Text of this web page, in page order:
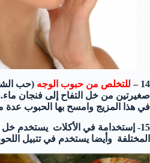
14 – للتخلص من حبوب الوجه (حب
صغيرتين من خل التفاح إلى فنجان
في هذا المزيج وامسح بها الحبوب عدة
15- إستخدامة في الأكلات يستخدم
المختلفة وأيضا يستخدم في تتبيل